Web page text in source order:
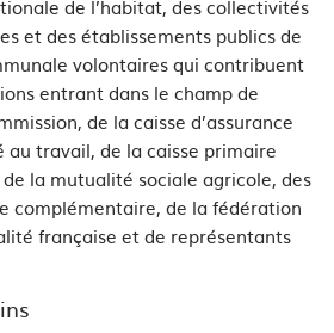
de l’habitat, des collectivités
et des établissements publics de
volontaires qui contribuent
entrant dans le champ de
de la caisse d’assurance
travail, de la caisse primaire
de la mutualité sociale agricole, des
complémentaire, de la fédération
française et de représentants